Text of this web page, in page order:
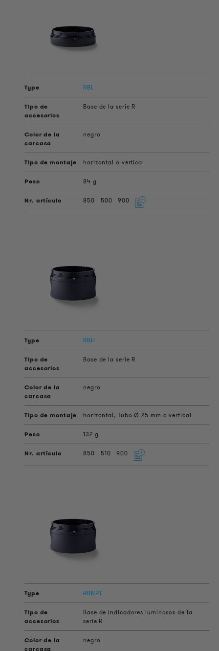
RBL
Base de la serie R
negro
horizontal o vertical
84 g
850 500 900
RBH
Base de la serie R
negro
horizontal, Tubo Ø 25 mm o vertical
132 g
850 510 900
RBNPT
Base de indicadores luminosos de la
serie R
negro